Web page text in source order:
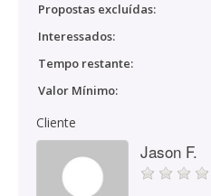
Propostas excluídas:
Interessados:
Tempo restante:
Valor Mínimo:
Cliente
Jason F.